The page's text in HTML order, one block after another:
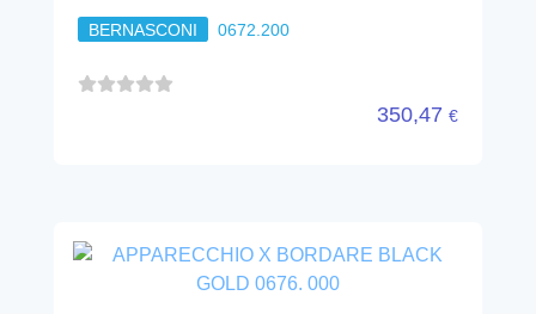
BERNASCONI 0672.200
350,47 €